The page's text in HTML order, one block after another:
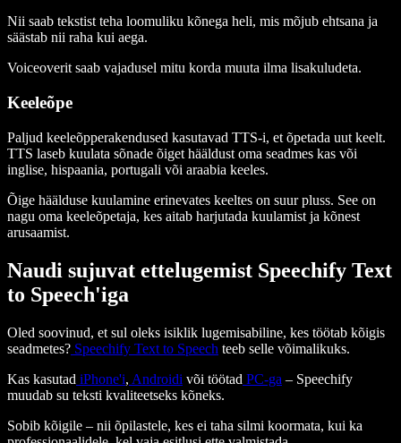
Nii saab tekstist teha loomuliku kõnega heli, mis mõjub ehtsana ja
säästab nii raha kui aega.
Voiceoverit saab vajadusel mitu korda muuta ilma lisakuludeta.
Keeleõpe
Paljud keeleõpperakendused kasutavad TTS-i, et õpetada uut keelt.
TTS laseb kuulata sõnade õiget hääldust oma seadmes kas või
inglise, hispaania, portugali või araabia keeles.
Õige häälduse kuulamine erinevates keeltes on suur pluss. See on
nagu oma keeleõpetaja, kes aitab harjutada kuulamist ja kõnest
arusaamist.
Naudi sujuvat ettelugemist Speechify Text
to Speech'iga
Oled soovinud, et sul oleks isiklik lugemisabiline, kes töötab kõigis
seadmetes? Speechify Text to Speech teeb selle võimalikuks.
Kas kasutad iPhone'i, Androidi või töötad PC-ga – Speechify
muudab su teksti kvaliteetseks kõneks.
Sobib kõigile – nii õpilastele, kes ei taha silmi koormata, kui ka